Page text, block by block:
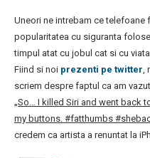
Uneori ne intrebam ce telefoane
popularitatea cu siguranta
timpul atat cu jobul cat si cu
Fiind si noi prezenti pe twitter
scriem despre faptul ca am
„So… I killed Siri and went back
my buttons. #fatthumbs
credem ca artista a renuntat la